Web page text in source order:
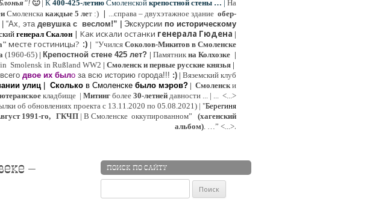
”! 🙂| К 400-425-летию Смоленской крепостной стены … | На
Смоленска каждые 5 лет :) | ...справа – двухэтажное здание обер-
“Ах, эта девушка с веслом!” Экскурсии по историческому
генерал Скалон | Как искали останки генерала Гюдена |
месте гостиницы? :) | "Учился Соколов-Микитов в Смоленске
(1960-65) | Крепостной стене 425 лет? | Памятник на Колхозке |
in Smolensk in Rußland WW2 | Смоленск и первые русские князья |
двое их было за всю историю города!!! :) | Вяземский клуб
улиц Сколько в Смоленске было мэров? | Смоленски
кладбище | Митинг более 30-летней давности ... | ... <...>
об обновлениях проекта с 13.11.2020 по 05.08.2021) | "Берегиня
1991-го, ГКЧП | В Смоленске оккупированном” (хагенский
альбом). …” <...>.
–
ПОИСК ПО САЙТУ